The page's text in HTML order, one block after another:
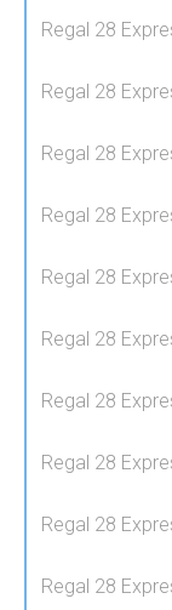
Regal 28
Regal 28
Regal 28
Regal 28
Regal 28
Regal 28
Regal 28
Regal 28
Regal 28
Regal 28